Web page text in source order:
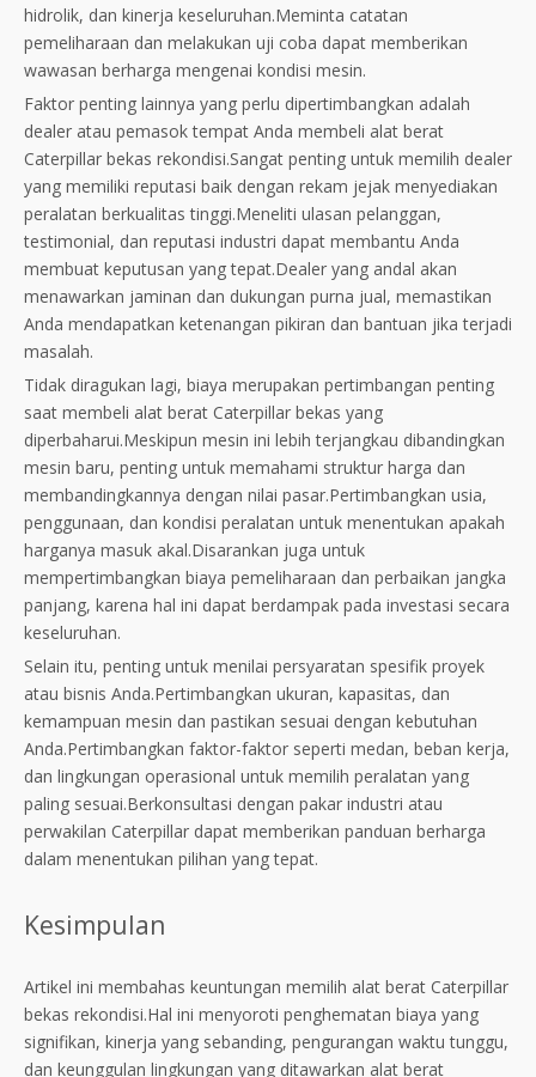
hidrolik, dan kinerja keseluruhan.Meminta catatan
pemeliharaan dan melakukan uji coba dapat memberikan
wawasan berharga mengenai kondisi mesin.
Faktor penting lainnya yang perlu dipertimbangkan adalah
dealer atau pemasok tempat Anda membeli alat berat
Caterpillar bekas rekondisi.Sangat penting untuk memilih dealer
yang memiliki reputasi baik dengan rekam jejak menyediakan
peralatan berkualitas tinggi.Meneliti ulasan pelanggan,
testimonial, dan reputasi industri dapat membantu Anda
membuat keputusan yang tepat.Dealer yang andal akan
menawarkan jaminan dan dukungan purna jual, memastikan
Anda mendapatkan ketenangan pikiran dan bantuan jika terjadi
masalah.
Tidak diragukan lagi, biaya merupakan pertimbangan penting
saat membeli alat berat Caterpillar bekas yang
diperbaharui.Meskipun mesin ini lebih terjangkau dibandingkan
mesin baru, penting untuk memahami struktur harga dan
membandingkannya dengan nilai pasar.Pertimbangkan usia,
penggunaan, dan kondisi peralatan untuk menentukan apakah
harganya masuk akal.Disarankan juga untuk
mempertimbangkan biaya pemeliharaan dan perbaikan jangka
panjang, karena hal ini dapat berdampak pada investasi secara
keseluruhan.
Selain itu, penting untuk menilai persyaratan spesifik proyek
atau bisnis Anda.Pertimbangkan ukuran, kapasitas, dan
kemampuan mesin dan pastikan sesuai dengan kebutuhan
Anda.Pertimbangkan faktor-faktor seperti medan, beban kerja,
dan lingkungan operasional untuk memilih peralatan yang
paling sesuai.Berkonsultasi dengan pakar industri atau
perwakilan Caterpillar dapat memberikan panduan berharga
dalam menentukan pilihan yang tepat.
Kesimpulan
Artikel ini membahas keuntungan memilih alat berat Caterpillar
bekas rekondisi.Hal ini menyoroti penghematan biaya yang
signifikan, kinerja yang sebanding, pengurangan waktu tunggu,
dan keunggulan lingkungan yang ditawarkan alat berat